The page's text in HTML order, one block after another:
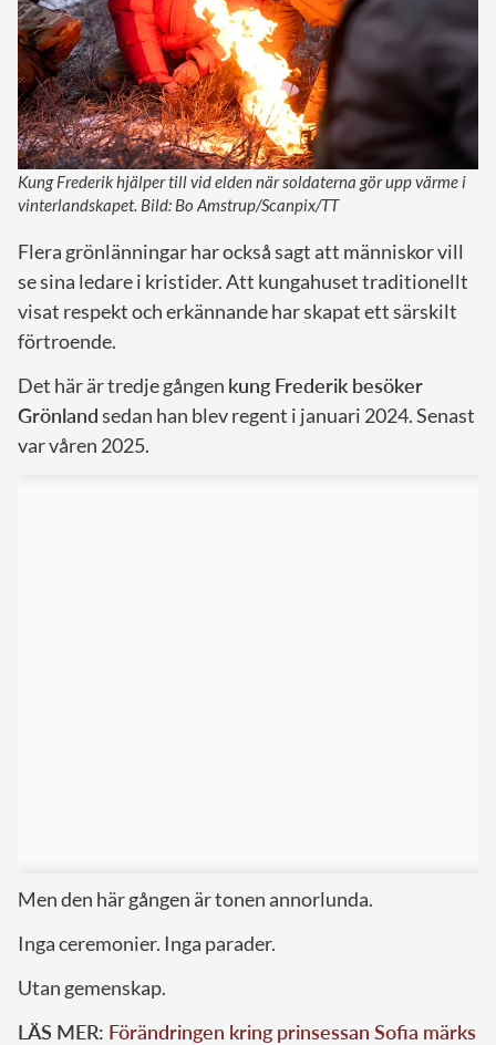
Kung Frederik hjälper till vid elden när soldaterna gör upp värme i
vinterlandskapet. Bild: Bo Amstrup/Scanpix/TT
Flera grönlänningar har också sagt att människor vill
se sina ledare i kristider. Att kungahuset traditionellt
visat respekt och erkännande har skapat ett särskilt
förtroende.
Det här är tredje gången kung Frederik besöker
Grönlandsedan han blev regent i januari 2024. Senast
var våren 2025.
Men den här gången är tonen annorlunda.
Inga ceremonier. Inga parader.
Utan gemenskap.
LÄS MER: Förändringen kring prinsessan Sofia märks